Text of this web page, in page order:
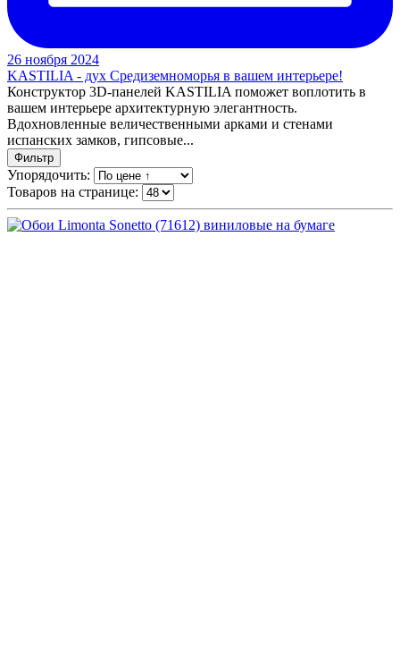
26 ноября 2024
KASTILIA - дух Средиземноморья в вашем интерьере!
Конструктор 3D-панелей KASTILIA поможет воплотить в
вашем интерьере архитектурную элегантность.
Вдохновленные величественными арками и стенами
испанских замков, гипсовые...
Фильтр
Упорядочить:
Товаров на странице: